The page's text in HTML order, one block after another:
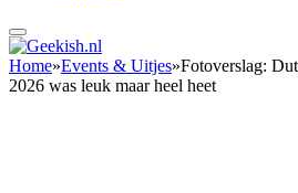
Home»Events & Uitjes»Fotoverslag:
2026 was leuk maar heel heet